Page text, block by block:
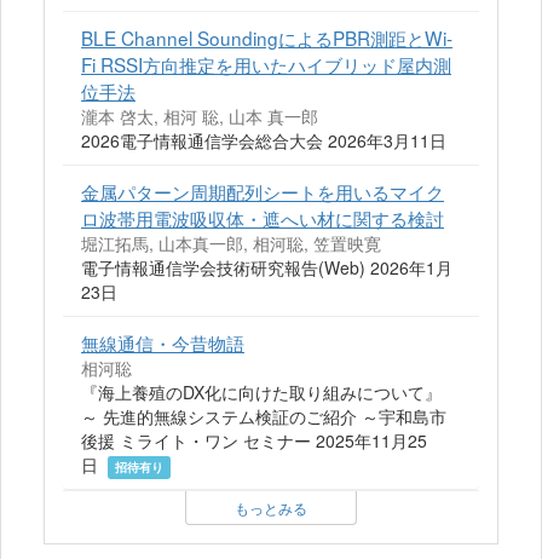
BLE Channel SoundingによるPBR測距とWi-
Fi RSSI方向推定を用いたハイブリッド屋内測
位手法
瀧本 啓太, 相河 聡, 山本 真一郎
2026電子情報通信学会総合大会 2026年3月11日
金属パターン周期配列シートを用いるマイク
ロ波帯用電波吸収体・遮へい材に関する検討
堀江拓馬, 山本真一郎, 相河聡, 笠置映寛
電子情報通信学会技術研究報告(Web) 2026年1月
23日
無線通信・今昔物語
相河聡
『海上養殖のDX化に向けた取り組みについて』
～ 先進的無線システム検証のご紹介 ～宇和島市
後援 ミライト・ワン セミナー 2025年11月25
日
招待有り
もっとみる